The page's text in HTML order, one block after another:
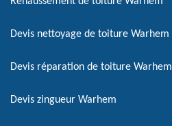
Devis nettoyage de toiture Warhem
Devis réparation de toiture Warhem
Devis zingueur Warhem